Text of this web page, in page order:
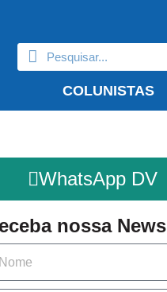
COLUNISTAS
WhatsApp DV
nossa News